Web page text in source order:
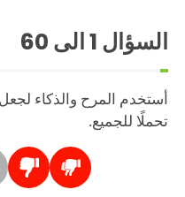
السؤال 1الى 60
أستخدم المرح والذكاء
تحملًا للجميع.